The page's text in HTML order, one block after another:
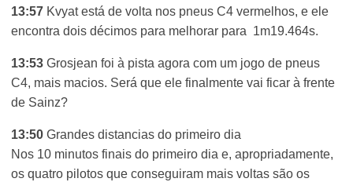
13:57 Kvyat está de volta nos pneus C4 vermelhos, e ele
encontra dois décimos para melhorar para 1m19.464s.
13:53 Grosjean foi à pista agora com um jogo de pneus
C4, mais macios. Será que ele finalmente vai ficar à frente
de Sainz?
13:50 Grandes distancias do primeiro dia
Nos 10 minutos finais do primeiro dia e, apropriadamente,
os quatro pilotos que conseguiram mais voltas são os